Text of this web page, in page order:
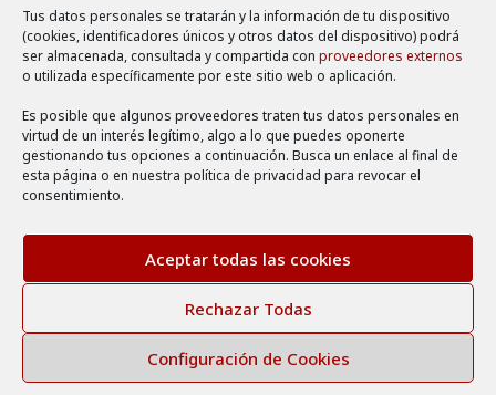
Tus datos personales se tratarán y la información de tu dispositivo
(cookies, identificadores únicos y otros datos del dispositivo) podrá
ser almacenada, consultada y compartida con proveedores externos
o utilizada específicamente por este sitio web o aplicación.
Es posible que algunos proveedores traten tus datos personales en
virtud de un interés legítimo, algo a lo que puedes oponerte
gestionando tus opciones a continuación. Busca un enlace al final de
esta página o en nuestra política de privacidad para revocar el
consentimiento.
Aceptar todas las cookies
Rechazar Todas
Configuración de Cookies
©2026 Escuela de Bonsai Online. Desarrollo web realizado
por Smythsys IT Consulting.